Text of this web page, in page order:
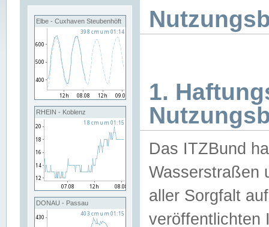
Elbe - Cuxhaven Steubenhöft
RHEIN - Koblenz
DONAU - Passau
1.
Das ITZBund
Wasserstraßen
aller Sorgfalt
veröffentlichten